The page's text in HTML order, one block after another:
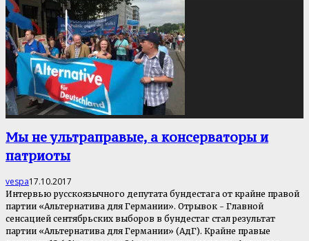
Мы не ультраправые, а консерваторы и
патриоты
vespa17.10.2017
Интервью русскоязычного депутата бундестага от крайне правой
партии «Альтернатива для Германии». Отрывок - Главной
сенсацией сентябрьских выборов в бундестаг стал результат
партии «Альтернатива для Германии» (АдГ). Крайне правые